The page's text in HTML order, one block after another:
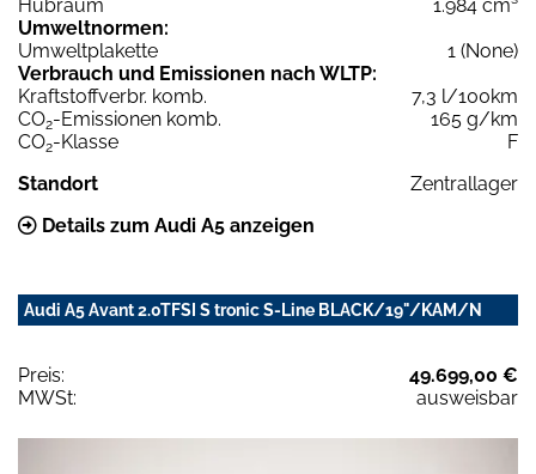
Hubraum
1.984 cm³
Umweltnormen:
Umweltplakette
1 (None)
Verbrauch und Emissionen nach WLTP:
Kraftstoffverbr. komb.
7,3 l/100km
CO2-Emissionen komb.
165 g/km
CO2-Klasse
F
Standort
Zentrallager
Details zum Audi A5 anzeigen
Audi A5 Avant 2.0TFSI S tronic S-Line BLACK/19"/KAM/N
Preis:
49.699,00 €
MWSt:
ausweisbar